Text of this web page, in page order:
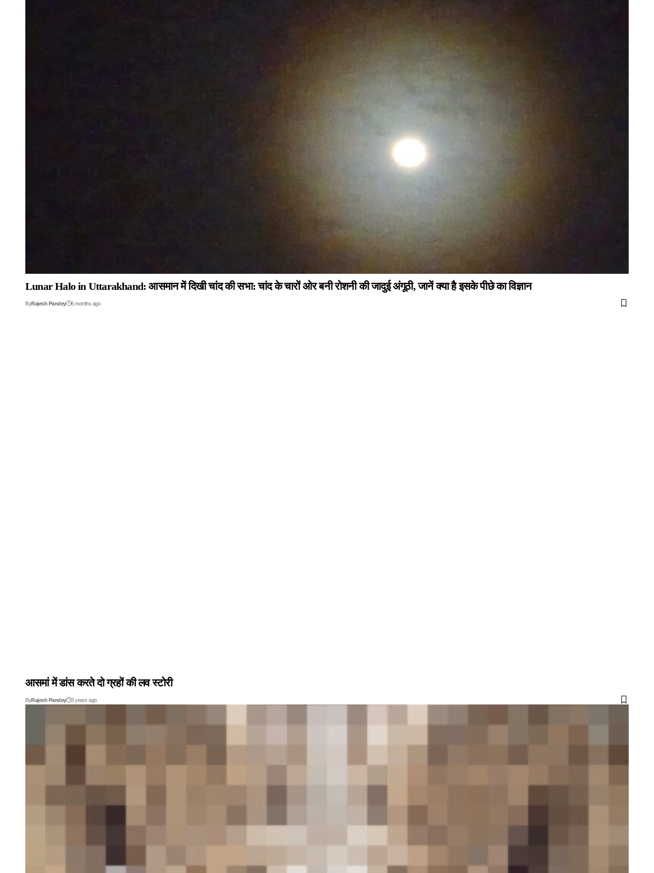
Lunar Halo in Uttarakhand: आसमान में दिखी चांद की सभा: चांद के चारों ओर बनी रोशनी की जादुई अंगूठी, जानें क्या है इसके पीछे का विज्ञान
ByRajesh Pandey 6 months ago
आसमां में डांस करते दो ग्रहों की लव स्टोरी
ByRajesh Pandey 3 years ago